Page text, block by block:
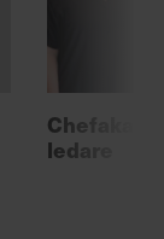
ledare